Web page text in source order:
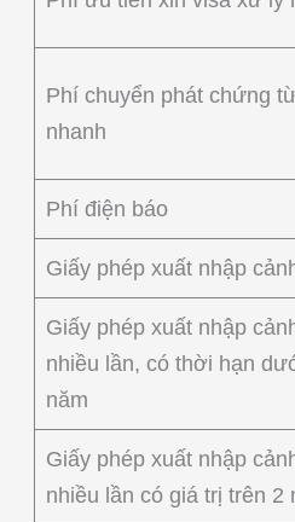
Phí chuyển phát chứng
nhanh
Phí điện báo
Giấy phép xuất nhập
Giấy phép xuất nhập
nhiều lần, có thời hạn
năm
Giấy phép xuất nhập
nhiều lần có giá trị trên 2